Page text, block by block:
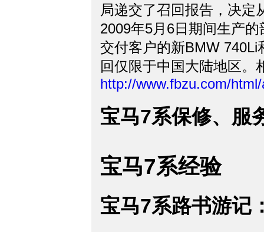
局递交了召回报告，决定
2009年5月6日期间生产
交付客户的新BMW 740Li
回仅限于中国大陆地区。
http://www.fbzu.com/
宝马7系保修、服
宝马7系经验
宝马7系路书游记